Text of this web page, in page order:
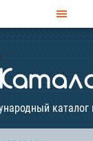
каталог